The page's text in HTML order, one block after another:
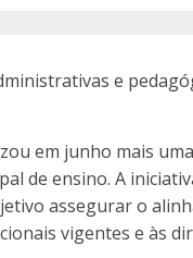
e
em junho mais
de ensino. A
assegurar o
vigentes e às